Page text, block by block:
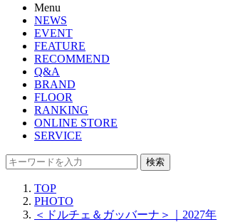
Menu
NEWS
EVENT
FEATURE
RECOMMEND
Q&A
BRAND
FLOOR
RANKING
ONLINE STORE
SERVICE
検索
TOP
PHOTO
＜ドルチェ＆ガッバーナ＞｜2027年